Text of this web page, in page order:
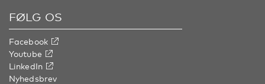
FØLG OS
Facebook
Youtube
LinkedIn
Nyhedsbrev